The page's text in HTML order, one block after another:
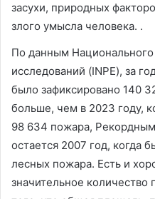
засухи, природных
злого умысла человека. .
По данным Национального
исследований (INPE), за
было зафиксировано 140
больше, чем в 2023 году,
98 634 пожара, Рекордным
остается 2007 год, когда
лесных пожара. Есть и
значительное